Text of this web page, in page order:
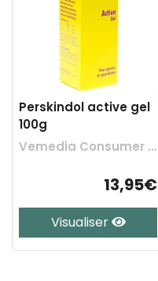
Perskindol active gel
100g
Vemedia Consumer Health Belgium
13,95€
Visualiser